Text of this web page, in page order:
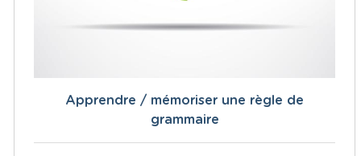
Apprendre / mémoriser une règle de
grammaire